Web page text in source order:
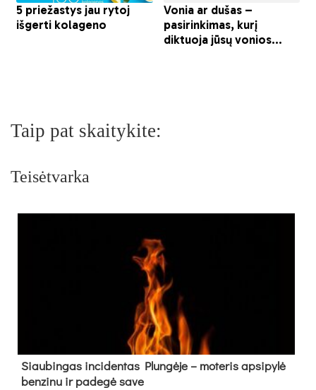
Taip pat skaitykite:
Teisėtvarka
Siau­bin­gas in­ci­den­tas Plun­gė­je – mo­te­ris ap­si­py­lė
ben­zi­nu ir pa­de­gė sa­ve